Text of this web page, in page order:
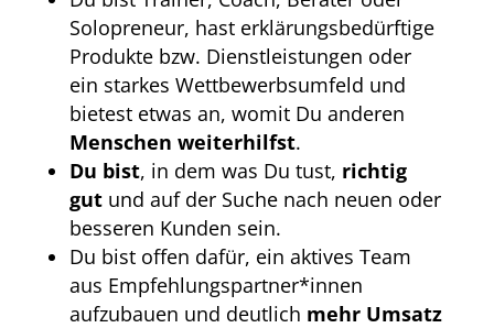
Solopreneur, hast erklärungsbedürftige
Produkte bzw. Dienstleistungen oder
ein starkes Wettbewerbsumfeld und
bietest etwas an, womit Du anderen
Menschen weiterhilfst.
Du bist, in dem was Du tust, richtig
gutund auf der Suche nach neuen oder
besseren Kunden sein.
Du bist offen dafür, ein aktives Team
aus Empfehlungspartner*innen
aufzubauen und deutlich mehr Umsatz